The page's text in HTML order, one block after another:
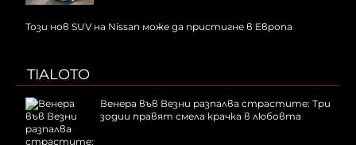
Този нов SUV на Nissan може да пристигне в Европа
TIALOTO
Венера във Везни разпалва страстите: Три
зодии правят смела крачка в любовта